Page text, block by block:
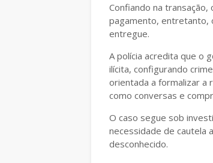
Confiando na
pagamento, entretanto,
entregue.
A polícia acredita que o
ilícita, configurando
orientada a formalizar a
como conversas e
O caso segue sob
necessidade de cautela
desconhecido.